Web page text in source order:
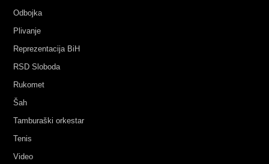
Odbojka
Plivanje
Reprezentacija BiH
RSD Sloboda
Rukomet
Šah
Tamburaški orkestar
Tenis
Video